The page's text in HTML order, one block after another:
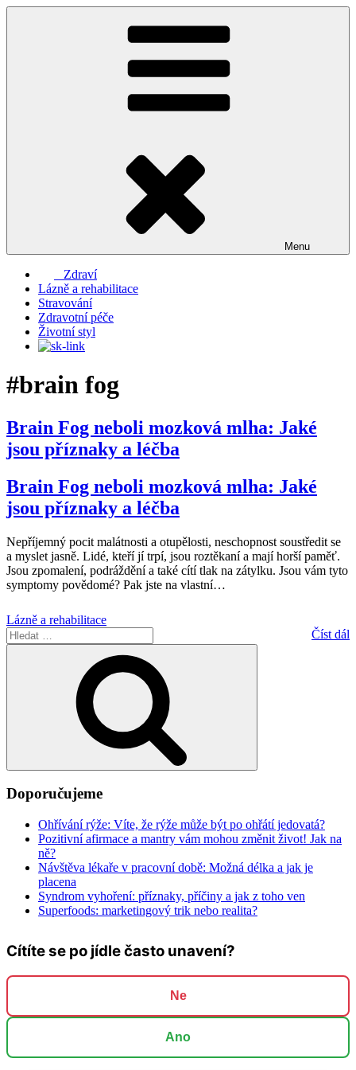
Přejít
Menu
Zdraví
Lázně a rehabilitace
Stravování
Zdravotní péče
Životní styl
#brain fog
Brain Fog neboli mozková mlha: Jaké
jsou příznaky a léčba
Brain Fog neboli mozková mlha: Jaké
jsou příznaky a léčba
Nepříjemný pocit malátnosti a otupělosti, neschopnost soustředit se
a myslet jasně. Lidé, kteří jí trpí, jsou roztěkaní a mají horší paměť.
Jsou zpomalení, podráždění a také cítí tlak na zátylku. Jsou vám tyto
symptomy povědomé? Pak jste na vlastní…
Lázně a rehabilitace
Číst dál
Hledat:
Doporučujeme
Ohřívání rýže: Víte, že rýže může být po ohřátí jedovatá?
Pozitivní afirmace a mantry vám mohou změnit život! Jak na
ně?
Návštěva lékaře v pracovní době: Možná délka a jak je
placena
Syndrom vyhoření: příznaky, příčiny a jak z toho ven
Superfoods: marketingový trik nebo realita?
Cítíte se po jídle často unavení?
Ne
Ano